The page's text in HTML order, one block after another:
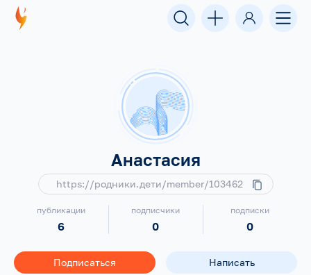
Анастасия
https://родники.дети/member/103462
публикации
6
подписчики
0
подписки
0
Подписаться Написать